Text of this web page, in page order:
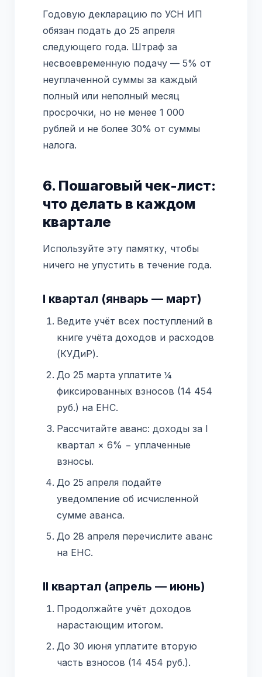
Годовую декларацию по УСН ИП
обязан подать до 25 апреля
следующего года. Штраф за
несвоевременную подачу — 5% от
неуплаченной суммы за каждый
полный или неполный месяц
просрочки, но не менее 1 000
рублей и не более 30% от суммы
налога.
6. Пошаговый чек-лист:
что делать в каждом
квартале
Используйте эту памятку, чтобы
ничего не упустить в течение года.
I квартал (январь — март)
Ведите учёт всех поступлений в
книге учёта доходов и расходов
(КУДиР).
До 25 марта уплатите ¼
фиксированных взносов (14 454
руб.) на ЕНС.
Рассчитайте аванс: доходы за I
квартал × 6% − уплаченные
взносы.
До 25 апреля подайте
уведомление об исчисленной
сумме аванса.
До 28 апреля перечислите аванс
на ЕНС.
II квартал (апрель — июнь)
Продолжайте учёт доходов
нарастающим итогом.
До 30 июня уплатите вторую
часть взносов (14 454 руб.).